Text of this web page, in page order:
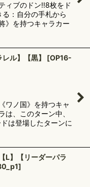
ィブのドン!!8枚をド
：自分の手札から
》を持つキャラカー
ル】【黒】 [OP16-
ワノ国》を持つキャ
は、このターン中、
は登場したターンに
L】【リーダーパラ
]